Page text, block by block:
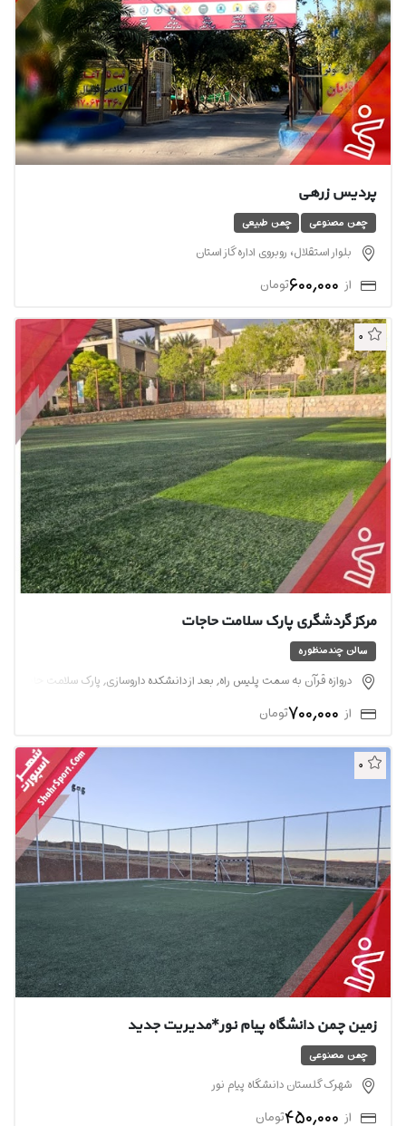
پردیس زرهی
چمن مصنوعی چمن طبیعی
بلوار استقلال، روبروی اداره گاز استان
از 600,000تومان
0
مرکز گردشگری ‌پارک سلامت حاجات
سالن چندمنظوره
دروازه قرآن به سمت پلیس راه, بعد از دانشکده داروسازی, پارک سلامت حاجات
از 700,000تومان
0
زمین چمن دانشگاه پیام نور*مدیریت جدید
چمن مصنوعی
شهرک گلستان دانشگاه پیام نور
از 450,000تومان